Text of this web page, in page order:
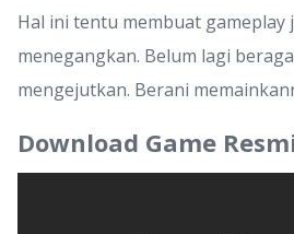
Hal ini tentu membuat gameplay
menegangkan. Belum lagi
mengejutkan. Berani
Download Game